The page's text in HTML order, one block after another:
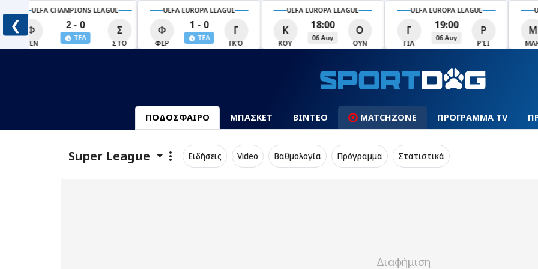
❮
UEFA EUROPA LEAGUE
Φ
ΦΕΡ
1 - 0
ΤΕΛ
ΓΚΌ
UEFA EUROPA LEAGUE
Κ
ΚΟΥ
18:00
06 Αυγ
Ο
ΟΥΝ
UEFA EUROPA LEAGUE
Γ
ΓΙΑ
19:00
06 Αυγ
Ρ
ΡΈΙ
UEFA EUROPA LEAGUE
Μ
ΜΑΚ
19:00
06 Αυγ
Τ
ΤΣΣ
Σ
ΣΆΛ
ΠΟΔΟΣΦΑΙΡΟ ΜΠΑΣΚΕΤ ΒΙΝΤΕΟ MATCHZONE ΠΡΟΓΡΑΜΜΑ TV
Super League Ειδήσεις Video Βαθμολογία Πρόγραμμα Στατιστικά